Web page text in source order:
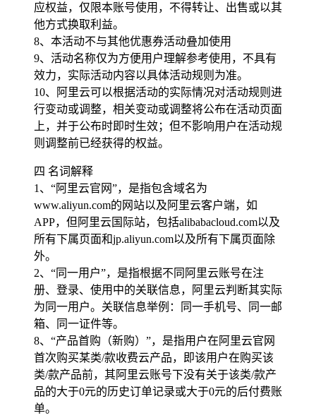
应权益，仅限本账号使用，不得转让、出售或以其
他方式换取利益。
8、本活动不与其他优惠券活动叠加使用
9、活动名称仅为方便用户理解参考使用，不具有
效力，实际活动内容以具体活动规则为准。
10、阿里云可以根据活动的实际情况对活动规则进
行变动或调整，相关变动或调整将公布在活动页面
上，并于公布时即时生效；但不影响用户在活动规
则调整前已经获得的权益。
四 名词解释
1、“阿里云官网”，是指包含域名为
www.aliyun.com的网站以及阿里云客户端，如
APP，但阿里云国际站，包括alibabacloud.com以及
所有下属页面和jp.aliyun.com以及所有下属页面除
外。
2、“同一用户”，是指根据不同阿里云账号在注
册、登录、使用中的关联信息，阿里云判断其实际
为同一用户。关联信息举例：同一手机号、同一邮
箱、同一证件等。
8、“产品首购（新购）”，是指用户在阿里云官网
首次购买某类/款收费云产品，即该用户在购买该
类/款产品前，其阿里云账号下没有关于该类/款产
品的大于0元的历史订单记录或大于0元的后付费账
单。